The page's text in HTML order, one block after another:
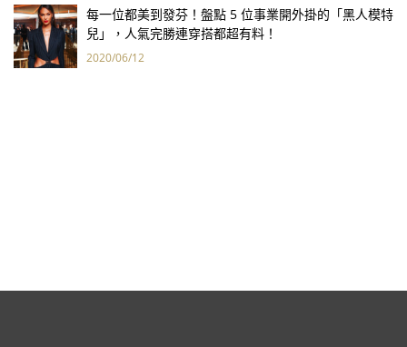
每一位都美到發芬！盤點 5 位事業開外掛的「黑人模特
兒」，人氣完勝連穿搭都超有料！
2020/06/12